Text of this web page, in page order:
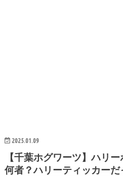
2025.01.09
【千葉ホグワーツ】ハリ
何者？ハリーティッカーだ